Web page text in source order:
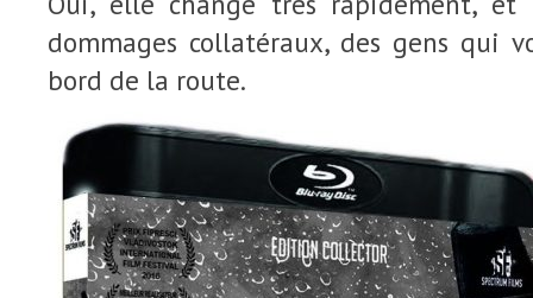
dommages collatéraux, des gens qui
bord de la route.